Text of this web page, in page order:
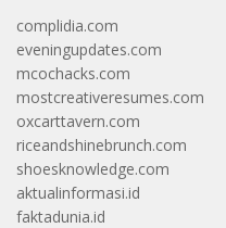
complidia.com
eveningupdates.com
mcochacks.com
mostcreativeresumes.com
oxcarttavern.com
riceandshinebrunch.com
shoesknowledge.com
aktualinformasi.id
faktadunia.id